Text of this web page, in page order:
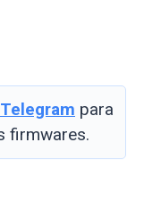
Telegram para
firmwares.